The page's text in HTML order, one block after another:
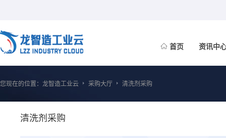
首页 资讯中
您现在的位置： 龙智造工业云 采购大厅 清洗剂采购
清洗剂采购